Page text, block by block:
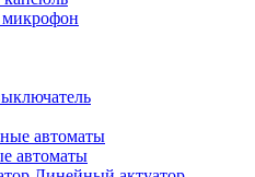
автоматы